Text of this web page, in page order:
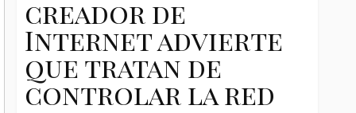
creador de
Internet advierte
que tratan de
controlar la red